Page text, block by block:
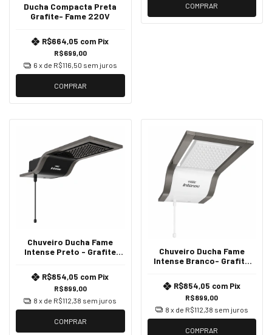
Ducha Compacta Preta
Grafite- Fame 220V
R$699,00
R$664,05 com Pix
6 x de R$116,50 sem juros
COMPRAR
COMPRAR
Chuveiro Ducha Fame
Intense Preto - Grafite
R$899,00
R$854,05 com Pix
8 x de R$112,38 sem juros
COMPRAR
Chuveiro Ducha Fame
Intense Branco- Grafite
R$899,00
R$854,05 com Pix
8 x de R$112,38 sem juros
COMPRAR